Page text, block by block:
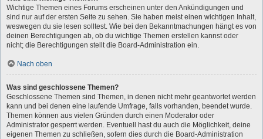
Wichtige Themen eines Forums erscheinen unter den Ankündigungen und
sind nur auf der ersten Seite zu sehen. Sie haben meist einen wichtigen Inhalt,
weswegen du sie lesen solltest. Wie bei den Bekanntmachungen hängt es von
deinen Berechtigungen ab, ob du wichtige Themen erstellen kannst oder
nicht; die Berechtigungen stellt die Board-Administration ein.
Nach oben
Was sind geschlossene Themen?
Geschlossene Themen sind Themen, in denen nicht mehr geantwortet werden
kann und bei denen eine laufende Umfrage, falls vorhanden, beendet wurde.
Themen können aus vielen Gründen durch einen Moderator oder
Administrator gesperrt werden. Eventuell hast du auch die Möglichkeit, deine
eigenen Themen zu schließen, sofern dies durch die Board-Administration